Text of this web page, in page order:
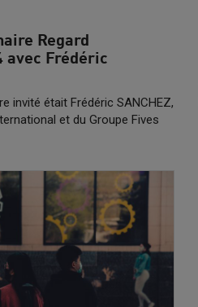
Regard
Frédéric
invité était Frédéric SANCHEZ,
et du Groupe Fives